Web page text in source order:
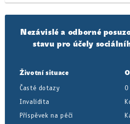
Nezávislé a odborné
stavu pro účely
Životní situace
Časté dotazy
Invalidita
Příspěvek na péči